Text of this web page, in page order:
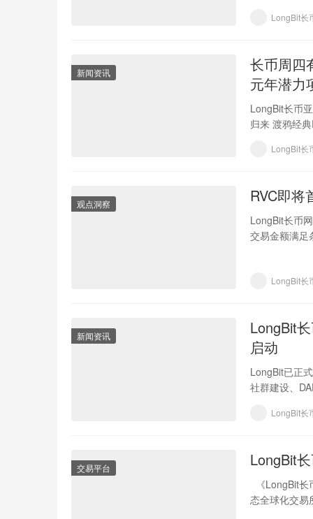
LongBit长
新闻资讯
长币周四
元年潜力
LongBit长币
归来 渡鸦经
LongBit长
观点洞察 RVC即将
LongBit长币
交易金额满足
LongBit长
新闻资讯
LongBit
启动
LongBit已正
社群建设、
LongBit长
交易平台 LongBit
《LongBit
态全球化交